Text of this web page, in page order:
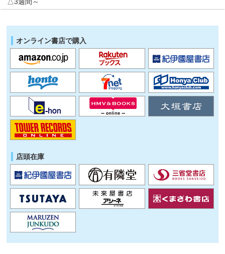
オンライン書店で購入
店頭在庫